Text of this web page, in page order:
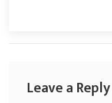
Leave a Reply